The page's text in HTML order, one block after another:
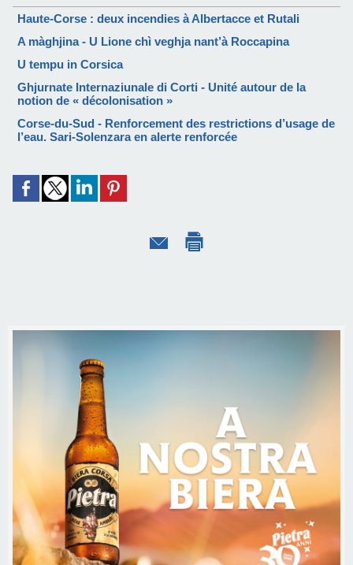
Haute-Corse : deux incendies à Albertacce et Rutali
A màghjina - U Lione chì veghja nant’à Roccapina
U tempu in Corsica
Ghjurnate Internaziunale di Corti - Unité autour de la
notion de « décolonisation »
Corse-du-Sud - Renforcement des restrictions d’usage de
l’eau. Sari-Solenzara en alerte renforcée